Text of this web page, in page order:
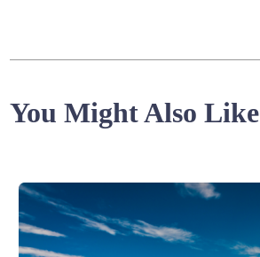
You Might Also Like